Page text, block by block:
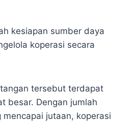
kesiapan sumber daya
koperasi secara
tersebut terdapat
besar. Dengan jumlah
mencapai jutaan, koperasi